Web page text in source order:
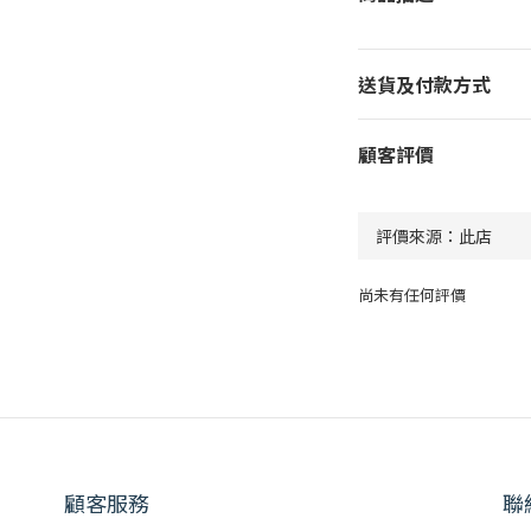
送貨及付款方式
顧客評價
尚未有任何評價
顧客服務 聯